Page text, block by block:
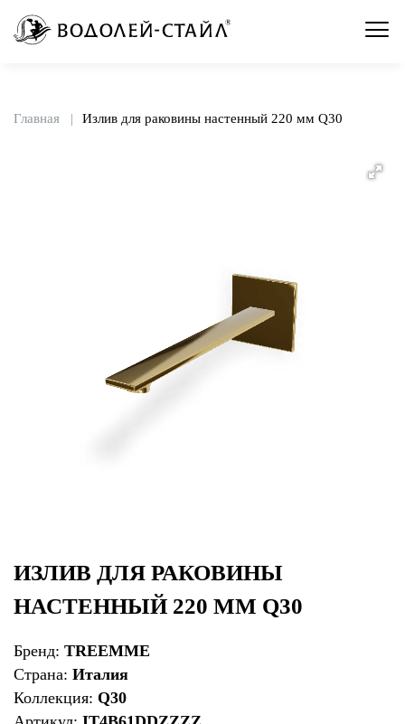
Главная Излив для раковины настенный 220 мм Q30
ИЗЛИВ ДЛЯ РАКОВИНЫ
НАСТЕННЫЙ 220 ММ Q30
Бренд: TREEMME
Страна: Италия
Коллекция: Q30